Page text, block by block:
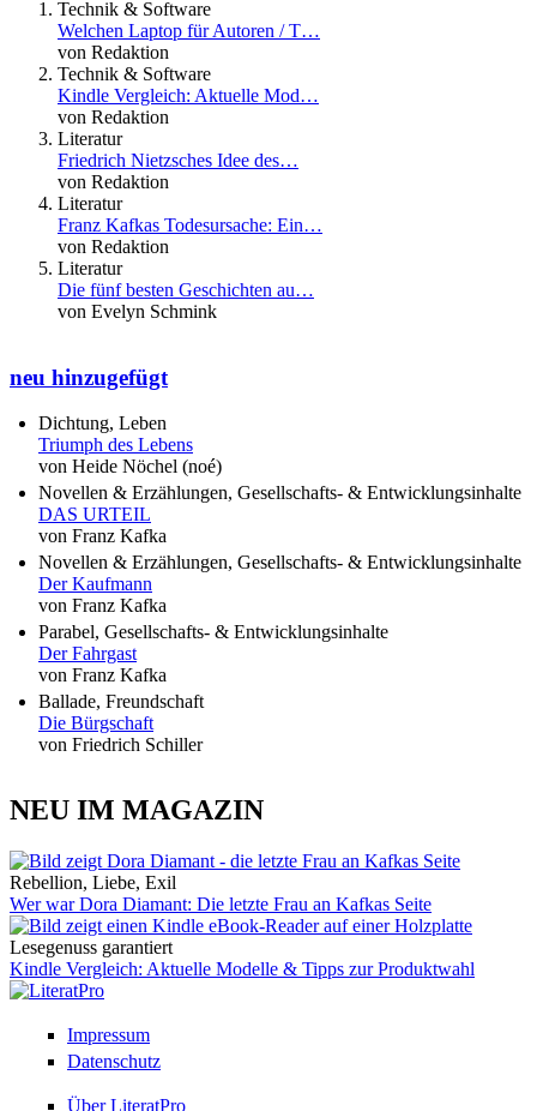
Technik & Software
Welchen Laptop für Autoren / T…
von Redaktion
Technik & Software
Kindle Vergleich: Aktuelle Mod…
von Redaktion
Literatur
Friedrich Nietzsches Idee des…
von Redaktion
Literatur
Franz Kafkas Todesursache: Ein…
von Redaktion
Literatur
Die fünf besten Geschichten au…
von Evelyn Schmink
neu hinzugefügt
Dichtung, Leben
Triumph des Lebens
von Heide Nöchel (noé)
Novellen & Erzählungen, Gesellschafts- & Entwicklungsinhalte
DAS URTEIL
von Franz Kafka
Novellen & Erzählungen, Gesellschafts- & Entwicklungsinhalte
Der Kaufmann
von Franz Kafka
Parabel, Gesellschafts- & Entwicklungsinhalte
Der Fahrgast
von Franz Kafka
Ballade, Freundschaft
Die Bürgschaft
von Friedrich Schiller
NEU IM MAGAZIN
Rebellion, Liebe, Exil
Wer war Dora Diamant: Die letzte Frau an Kafkas Seite
Lesegenuss garantiert
Kindle Vergleich: Aktuelle Modelle & Tipps zur Produktwahl
Impressum
Datenschutz
Über LiteratPro